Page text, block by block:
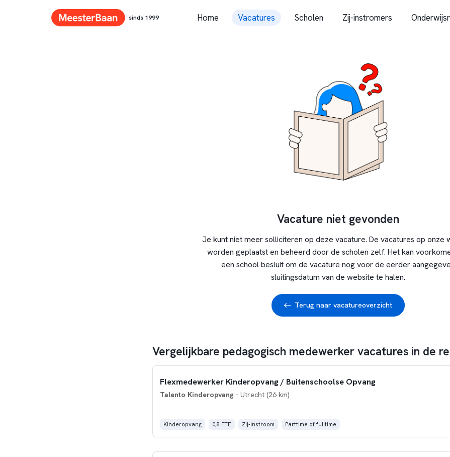
sinds 1999 Home Vacatures Scholen Zij-instromers
Vacature niet gevonden
Je kunt niet meer solliciteren op deze vacature. De vacatures op onze
worden geplaatst en beheerd door de scholen zelf. Het kan
een school besluit om de vacature nog voor de eerder
sluitingsdatum van de website te halen.
Terug naar vacatureoverzicht
Vergelijkbare pedagogisch medewerker vacatures in de
Flexmedewerker Kinderopvang / Buitenschoolse Opvang
Talento Kinderopvang - Utrecht (26 km)
Kinderopvang 0,8 FTE Zij-instroom Parttime of fulltime